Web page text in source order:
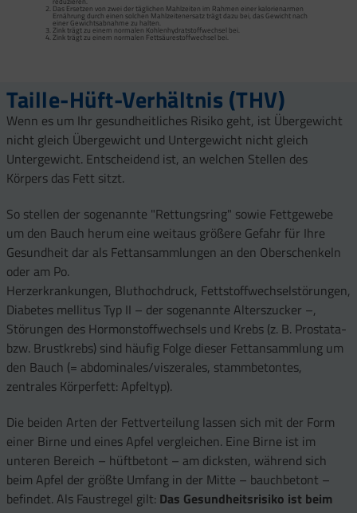
Das Ersetzen von zwei der täglichen Mahlzeiten im Rahmen einer kalorienarmen
Ernährung durch einen solchen Mahlzeitenersatz trägt dazu bei, das Gewicht nach
einer Gewichtsabnahme zu halten.
Zink trägt zu einem normalen Kohlenhydratstoffwechsel bei.
Zink trägt zu einem normalen Fettsäurestoffwechsel bei.
Das Ersetzen von zwei der täglichen Mahlzeiten im Rahmen einer kalorienarmen
Ernährung durch einen solchen Mahlzeitenersatz trägt dazu bei, das Gewicht zu
reduzieren.
Das Ersetzen von zwei der täglichen Mahlzeiten im Rahmen einer kalorienarmen
Ernährung durch einen solchen Mahlzeitenersatz trägt dazu bei, das Gewicht nach
einer Gewichtsabnahme zu halten.
Taille-Hüft-Verhältnis (THV)
Wenn es um Ihr gesundheitliches Risiko geht, ist Übergewicht
nicht gleich Übergewicht und Untergewicht nicht gleich
Untergewicht. Entscheidend ist, an welchen Stellen des
Körpers das Fett sitzt.
So stellen der sogenannte "Rettungsring" sowie Fettgewebe
um den Bauch herum eine weitaus größere Gefahr für Ihre
Gesundheit dar als Fettansammlungen an den Oberschenkeln
oder am Po.
Herzerkrankungen, Bluthochdruck, Fettstoffwechselstörungen,
Diabetes mellitus Typ II – der sogenannte Alterszucker –,
Störungen des Hormonstoffwechsels und Krebs (z. B. Prostata-
bzw. Brustkrebs) sind häufig Folge dieser Fettansammlung um
den Bauch (= abdominales/viszerales, stammbetontes,
zentrales Körperfett: Apfeltyp).
Die beiden Arten der Fettverteilung lassen sich mit der Form
einer Birne und eines Apfel vergleichen. Eine Birne ist im
unteren Bereich – hüftbetont – am dicksten, während sich
beim Apfel der größte Umfang in der Mitte – bauchbetont –
befindet. Als Faustregel gilt: Das Gesundheitsrisiko ist beim